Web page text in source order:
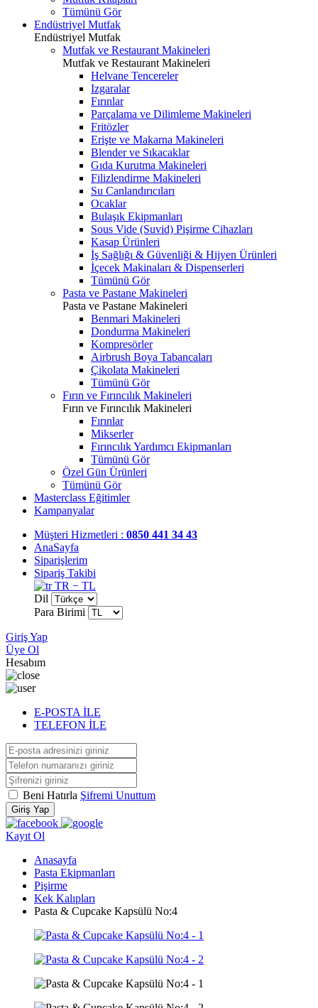
Tümünü Gör
Endüstriyel Mutfak
Endüstriyel Mutfak
Mutfak ve Restaurant Makineleri
Mutfak ve Restaurant Makineleri
Helvane Tencereler
Izgaralar
Fırınlar
Parçalama ve Dilimleme Makineleri
Fritözler
Erişte ve Makarna Makineleri
Blender ve Sıkacaklar
Gıda Kurutma Makineleri
Filizlendirme Makineleri
Su Canlandırıcıları
Ocaklar
Bulaşık Ekipmanları
Sous Vide (Suvid) Pişirme Cihazları
Kasap Ürünleri
İş Sağlığı & Güvenliği & Hijyen Ürünleri
İçecek Makinaları & Dispenserleri
Tümünü Gör
Pasta ve Pastane Makineleri
Pasta ve Pastane Makineleri
Benmari Makineleri
Dondurma Makineleri
Kompresörler
Airbrush Boya Tabancaları
Çikolata Makineleri
Tümünü Gör
Fırın ve Fırıncılık Makineleri
Fırın ve Fırıncılık Makineleri
Fırınlar
Mikserler
Fırıncılık Yardımcı Ekipmanları
Tümünü Gör
Özel Gün Ürünleri
Tümünü Gör
Masterclass Eğitimler
Kampanyalar
Müşteri Hizmetleri : 0850 441 34 43
AnaSayfa
Siparişlerim
Sipariş Takibi
TR − TL
Dil
Para Birimi
Giriş Yap
Üye Ol
Hesabım
E-POSTA İLE
TELEFON İLE
Beni Hatırla Şifremi Unuttum
Giriş Yap
Kayıt Ol
Anasayfa
Pasta Ekipmanları
Pişirme
Kek Kalıpları
Pasta & Cupcake Kapsülü No:4